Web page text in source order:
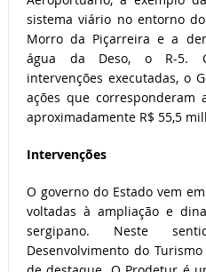
sistema viário no entorno
Morro da Piçarreira e a
água da Deso, o R-5.
intervenções executadas, o
ações que
aproximadamente R$ 55,5
Intervenções
O governo do Estado vem
voltadas à ampliação e
sergipano. Neste
Desenvolvimento do